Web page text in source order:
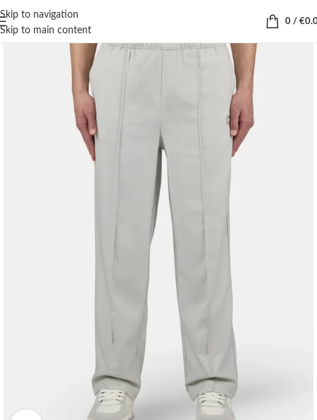
Skip to navigation
Skip to main content
0 / €